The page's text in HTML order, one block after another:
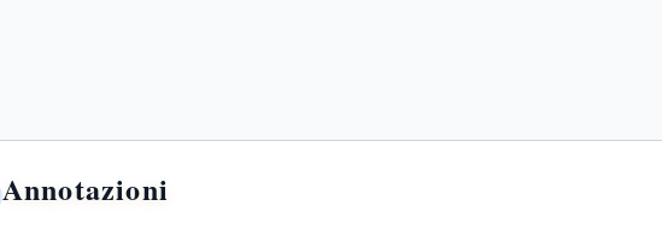
Annotazioni